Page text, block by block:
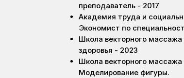
преподаватель - 2017
Академия труда и
Экономист по
Школа векторного
здоровья - 2023
Школа векторного
Моделирование фигуры.